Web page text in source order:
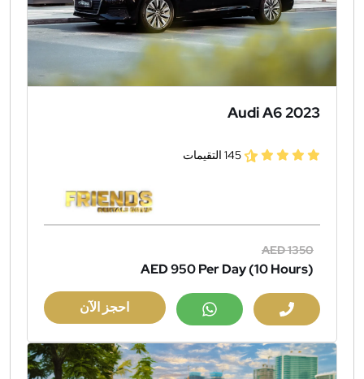
Audi A6 2023
145 التقيمات
AED 1350
AED 950Per Day (10 Hours)
احجز الآن